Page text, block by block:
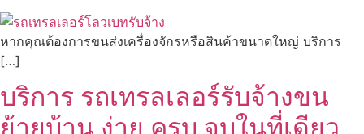
หากคุณต้องการขนส่งเครื่องจักรหรือสินค้าขนาดใหญ่ บริการ
[…]
บริการ รถเทรลเลอร์รับจ้างขน
ย้ายบ้าน ง่าย ครบ จบในที่เดียว